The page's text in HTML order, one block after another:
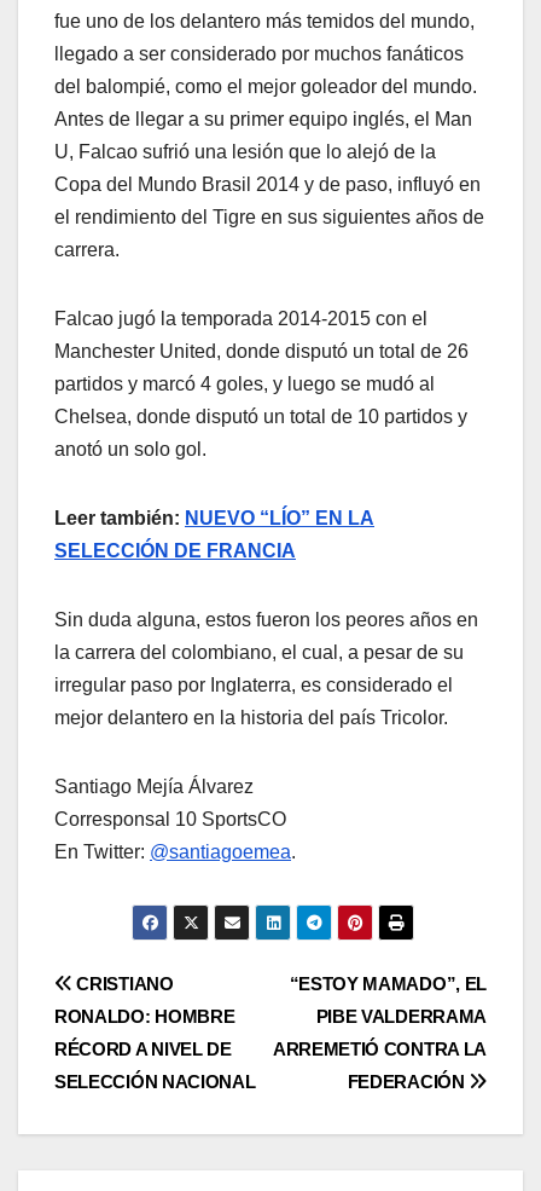
fue uno de los delantero más temidos del mundo,
llegado a ser considerado por muchos fanáticos
del balompié, como el mejor goleador del mundo.
Antes de llegar a su primer equipo inglés, el Man
U, Falcao sufrió una lesión que lo alejó de la
Copa del Mundo Brasil 2014 y de paso, influyó en
el rendimiento del Tigre en sus siguientes años de
carrera.
Falcao jugó la temporada 2014-2015 con el
Manchester United, donde disputó un total de 26
partidos y marcó 4 goles, y luego se mudó al
Chelsea, donde disputó un total de 10 partidos y
anotó un solo gol.
Leer también: NUEVO “LÍO” EN LA
SELECCIÓN DE FRANCIA
Sin duda alguna, estos fueron los peores años en
la carrera del colombiano, el cual, a pesar de su
irregular paso por Inglaterra, es considerado el
mejor delantero en la historia del país Tricolor.
Santiago Mejía Álvarez
Corresponsal 10 SportsCO
En Twitter: @santiagoemea.
“ESTOY MAMADO”, EL
PIBE VALDERRAMA
ARREMETIÓ CONTRA LA
FEDERACIÓN
CRISTIANO
RONALDO: HOMBRE
RÉCORD A NIVEL DE
SELECCIÓN NACIONAL